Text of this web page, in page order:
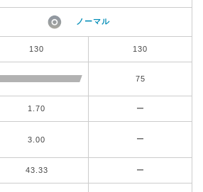
ノーマル
130 130
75
1.70 ー
3.00 ー
43.33 ー